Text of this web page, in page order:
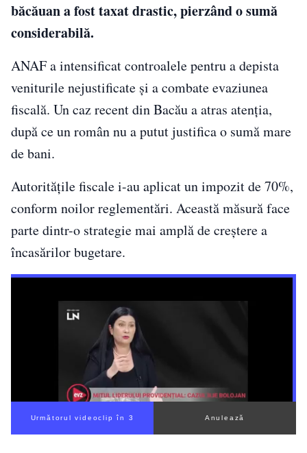
băcăuan a fost taxat drastic, pierzând o sumă
considerabilă.
ANAF a intensificat controalele pentru a depista
veniturile nejustificate și a combate evaziunea
fiscală. Un caz recent din Bacău a atras atenția,
după ce un român nu a putut justifica o sumă mare
de bani.
Autoritățile fiscale i-au aplicat un impozit de 70%,
conform noilor reglementări. Această măsură face
parte dintr-o strategie mai amplă de creștere a
încasărilor bugetare.
Următorul videoclip în 2 Anulează